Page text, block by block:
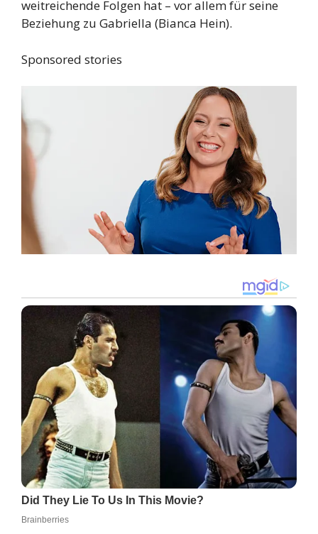
weitreichende Folgen hat – vor allem für seine
Beziehung zu Gabriella (Bianca Hein).
Sponsored stories